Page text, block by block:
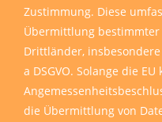
Zustimmung. Diese
Übermittlung
Drittländer,
a DSGVO. Solange die EU
die Übermittlung von